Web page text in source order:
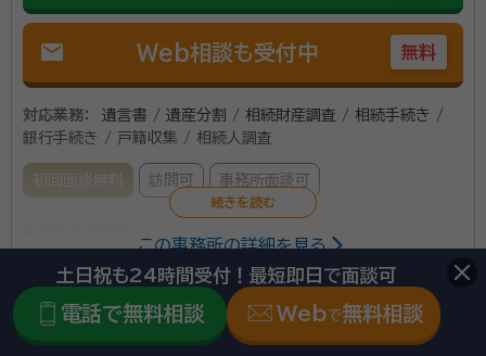
mail Web相談も受付中 無料
対応業務：
遺言書 / 遺産分割 / 相続財産調査 / 相続手続き /
銀行手続き / 戸籍収集 / 相続人調査
初回面談無料 訪問可 事務所面談可
有賀 献児（ありが けんじ） 行政書士
シャローム行政書士事務所はJR神戸駅から徒歩6分、神
この事務所の詳細を見る
無理なく分かりやすく相続等のお手伝い
土日祝も24時間受付！最短即日で面談可
電話で無料相談 Webで無料相談